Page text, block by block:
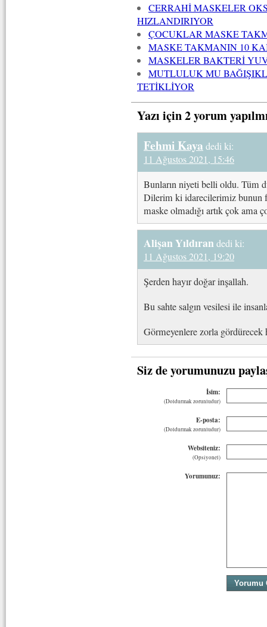
CERRAHİ MASKELER
HIZLANDIRIYOR
ÇOCUKLAR MASKE
MASKE TAKMANIN 10
MASKELER BAKTERİ
MUTLULUK MU
TETİKLİYOR
Yazı için 2 yorum
Fehmi Kaya dedi ki:
11 Ağustos 2021, 15:46
Bunların niyeti belli oldu. Tüm
Dilerim ki idarecilerimiz bunun
maske olmadığı artık çok ama
Alişan Yıldırandedi ki:
11 Ağustos 2021, 19:20
Şerden hayır doğar inşallah.
Bu sahte salgın vesilesi ile
Görmeyenlere zorla
Siz de yorumunuzu
İsim:
(Doldurmak zorunludur)
E-posta:
(Doldurmak zorunludur)
Websiteniz:
(Opsiyonel)
Yorumunuz: